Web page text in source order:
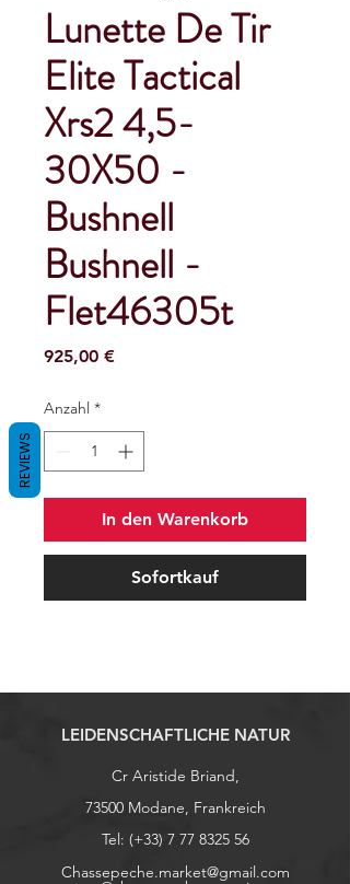
Lunette De Tir
Elite Tactical
Xrs2 4,5-
30X50 -
Bushnell
Bushnell -
Flet46305t
925,00 €Preis
Anzahl *
In den Warenkorb
Sofortkauf
LEIDENSCHAFTLICHE NATUR
Cr Aristide Briand,
73500 Modane, Frankreich
Tel: (+33) 7 77 8325 56
Chassepeche.market@gmail.com
REVIEWS